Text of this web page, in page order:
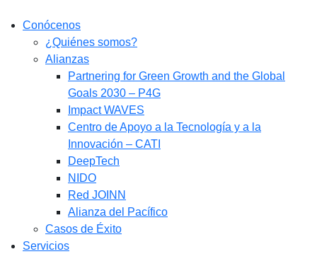
Conócenos
¿Quiénes somos?
Alianzas
Partnering for Green Growth and the Global
Goals 2030 – P4G
Impact WAVES
Centro de Apoyo a la Tecnología y a la
Innovación – CATI
DeepTech
NIDO
Red JOINN
Alianza del Pacífico
Casos de Éxito
Servicios